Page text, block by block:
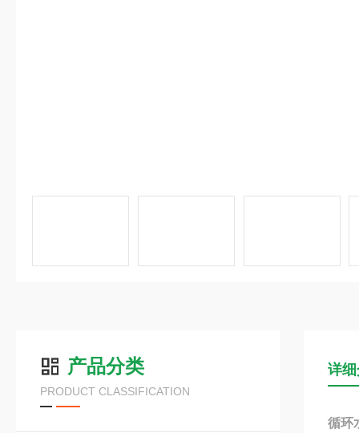
产品分类
PRODUCT CLASSIFICATION
详
循环